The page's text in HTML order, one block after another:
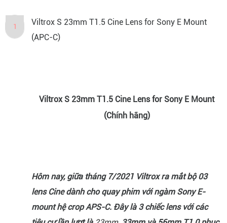
1
Viltrox S 23mm T1.5 Cine Lens for Sony E Mount
(APC-C)
Viltrox S 23mm T1.5 Cine Lens for Sony E Mount
(Chính hãng)
Hôm nay, giữa tháng 7/2021 Viltrox ra mắt bộ 03
lens Cine dành cho quay phim với ngàm Sony E-
mount hệ crop APS-C. Đây là 3 chiếc lens với các